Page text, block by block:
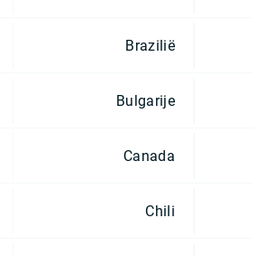
Brazilië
Bulgarije
Canada
Chili